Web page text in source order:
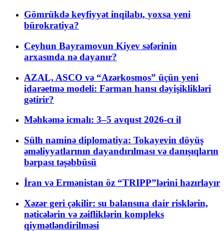
Gömrükdə keyfiyyət inqilabı, yoxsa yeni
bürokratiya?
Ceyhun Bayramovun Kiyev səfərinin
arxasında nə dayanır?
AZAL, ASCO və “Azərkosmos” üçün yeni
idarəetmə modeli: Fərman hansı dəyişiklikləri
gətirir?
Məhkəmə icmalı: 3–5 avqust 2026-cı il
Sülh naminə diplomatiya: Tokayevin döyüş
əməliyyatlarının dayandırılması və danışıqların
bərpası təşəbbüsü
İran və Ermənistan öz “TRIPP”lərini hazırlayır
Xəzər geri çəkilir: su balansına dair risklərin,
nəticələrin və zəifliklərin kompleks
qiymətləndirilməsi